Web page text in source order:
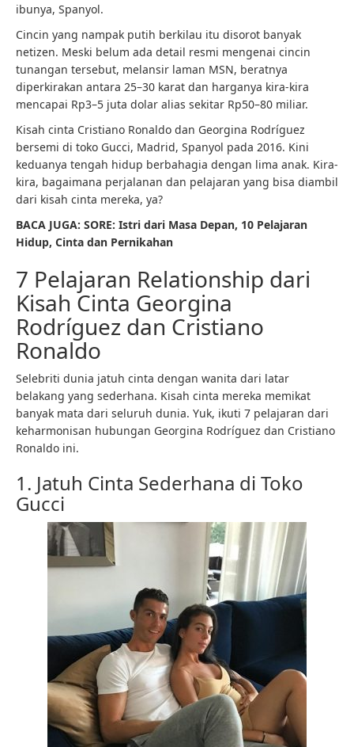
ibunya, Spanyol.
Cincin yang nampak putih berkilau itu disorot banyak
netizen. Meski belum ada detail resmi mengenai cincin
tunangan tersebut, melansir laman MSN, beratnya
diperkirakan antara 25–30 karat dan harganya kira-kira
mencapai Rp3–5 juta dolar alias sekitar Rp50–80 miliar.
Kisah cinta Cristiano Ronaldo dan Georgina Rodríguez
bersemi di toko Gucci, Madrid, Spanyol pada 2016. Kini
keduanya tengah hidup berbahagia dengan lima anak. Kira-
kira, bagaimana perjalanan dan pelajaran yang bisa diambil
dari kisah cinta mereka, ya?
BACA JUGA: SORE: Istri dari Masa Depan, 10 Pelajaran
Hidup, Cinta dan Pernikahan
7 Pelajaran Relationship dari
Kisah Cinta Georgina
Rodríguez dan Cristiano
Ronaldo
Selebriti dunia jatuh cinta dengan wanita dari latar
belakang yang sederhana. Kisah cinta mereka memikat
banyak mata dari seluruh dunia. Yuk, ikuti 7 pelajaran dari
keharmonisan hubungan Georgina Rodríguez dan Cristiano
Ronaldo ini.
1. Jatuh Cinta Sederhana di Toko
Gucci